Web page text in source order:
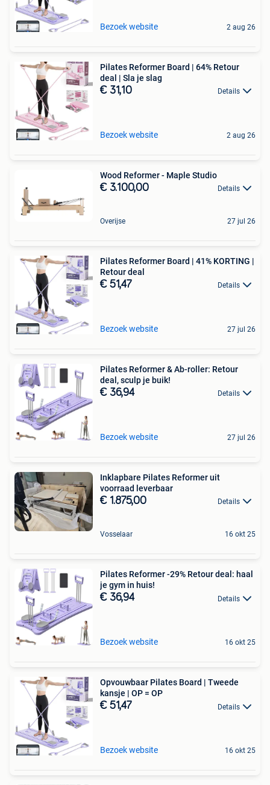
Bezoek website 2 aug 26
Pilates Reformer Board | 64% Retour
deal | Sla je slag
€ 31,10 Details
Bezoek website 2 aug 26
Wood Reformer - Maple Studio
€ 3.100,00 Details
Overijse 27 jul 26
Pilates Reformer Board | 41% KORTING |
Retour deal
€ 51,47 Details
Bezoek website 27 jul 26
Pilates Reformer & Ab-roller: Retour
deal, sculp je buik!
€ 36,94 Details
Bezoek website 27 jul 26
Inklapbare Pilates Reformer uit
voorraad leverbaar
€ 1.875,00 Details
Vosselaar 16 okt 25
Pilates Reformer -29% Retour deal: haal
je gym in huis!
€ 36,94 Details
Bezoek website 16 okt 25
Opvouwbaar Pilates Board | Tweede
kansje | OP = OP
€ 51,47 Details
Bezoek website 16 okt 25